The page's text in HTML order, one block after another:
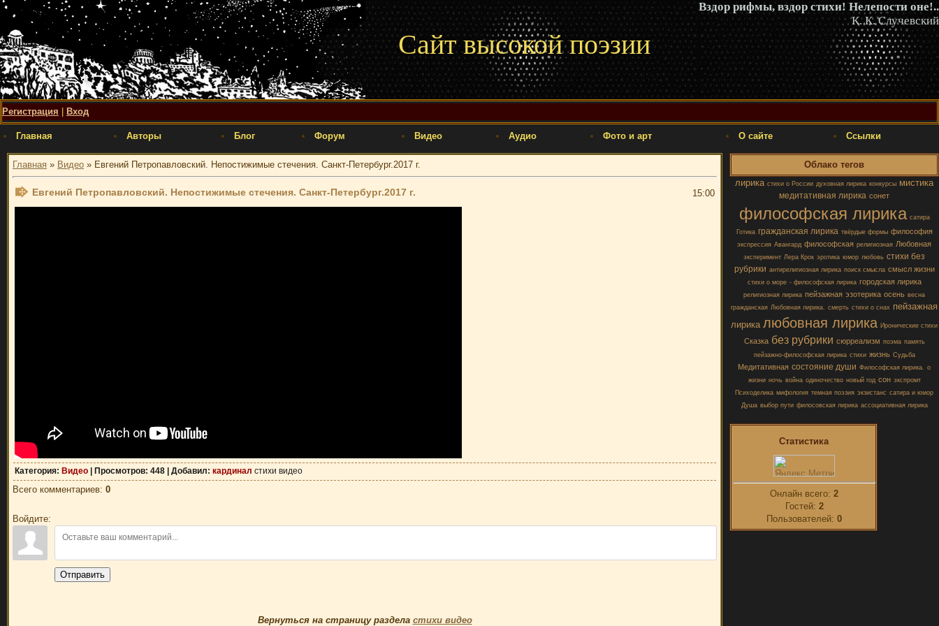
Вздор рифмы, вздор стихи! Нелепости оне!..
К. К. Случевский
Сайт высокой поэзии
Регистрация Вход
Главная Авторы Блог Форум Видео Аудио Фото и арт О сайте Ссылки
Главная » Видео » Евгений Петропавловский. Непостижимые стечения. Санкт-Петербург.2017 г.
Евгений Петропавловский. Непостижимые стечения. Санкт-Петербург.2017 г. 15:00
Категория: Видео Просмотров: 448 | Добавил: кардинал стихи видео
Всего комментариев: 0
Войдите:
Отправить
Вернуться на страницу раздела стихи видео
Облако тегов
лирика стихи о России духовная лирика конкурсы мистика
медитативная лирика сонет
философская лирика сатира
Готика гражданская лирика твёрдые формы философия
экспрессия Авангард философская религиозная Любовная
эксперимент Лера Крок эротика юмор любовь стихи без
рубрики антирелигиозная лирика поиск смысла смысл жизни
стихи о море - философская лирика городская лирика
религиозная лирика пейзажная эзотерика осень весна
гражданская Любовная лирика. смерть стихи о снах пейзажная
лирика любовная лирика Иронические стихи
Сказка без рубрики сюрреализм поэма память
пейзажно-философская лирика стихи жизнь Судьба
Медитативная состояние души Философская лирика. о
жизни ночь война одиночество новый год сон экспромт
Психоделика мифология темная поэзия экзистанс сатира и юмор
Душа выбор пути филосовская лирика ассоциативная лирика
Статистика
Онлайн всего: 2
Гостей: 2
Пользователей: 0